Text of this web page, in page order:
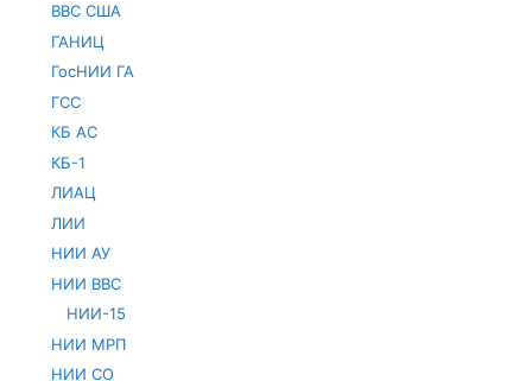
ВВС США
ГАНИЦ
ГосНИИ ГА
ГСС
КБ АС
КБ-1
ЛИАЦ
ЛИИ
НИИ АУ
НИИ ВВС
НИИ-15
НИИ МРП
НИИ СО